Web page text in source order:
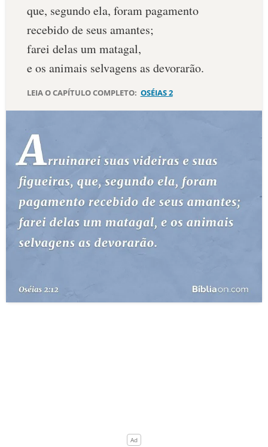
SALMO DO DIA
DEVOCIONAL DIÁRIO
ESBOÇOS DE PREGAÇÃO
TEMAS
PERGUNTE À BÍBLIA IA
TERMO BÍBLICO JOGOS
que, segundo ela, foram pagamento
recebido de seus amantes;
farei delas um matagal,
e os animais selvagens as devorarão.
LEIA O CAPÍTULO COMPLETO: OSÉIAS 2